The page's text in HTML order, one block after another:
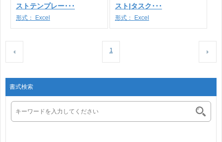
ストテンプレー･･･
形式： Excel
スト|タスク･･･
形式： Excel
1
書式検索